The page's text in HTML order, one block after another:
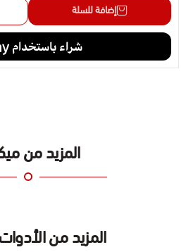
إضافة للسلة
المزيد من
المزيد من الأدوات